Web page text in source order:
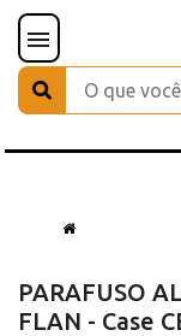
PARAFUSO
FLAN - Case